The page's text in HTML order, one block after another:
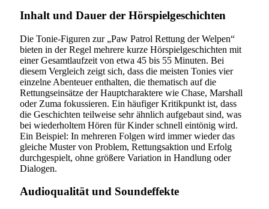
Inhalt und Dauer der Hörspielgeschichten
Die Tonie-Figuren zur „Paw Patrol Rettung der Welpen“
bieten in der Regel mehrere kurze Hörspielgeschichten mit
einer Gesamtlaufzeit von etwa 45 bis 55 Minuten. Bei
diesem Vergleich zeigt sich, dass die meisten Tonies vier
einzelne Abenteuer enthalten, die thematisch auf die
Rettungseinsätze der Hauptcharaktere wie Chase, Marshall
oder Zuma fokussieren. Ein häufiger Kritikpunkt ist, dass
die Geschichten teilweise sehr ähnlich aufgebaut sind, was
bei wiederholtem Hören für Kinder schnell eintönig wird.
Ein Beispiel: In mehreren Folgen wird immer wieder das
gleiche Muster von Problem, Rettungsaktion und Erfolg
durchgespielt, ohne größere Variation in Handlung oder
Dialogen.
Audioqualität und Soundeffekte